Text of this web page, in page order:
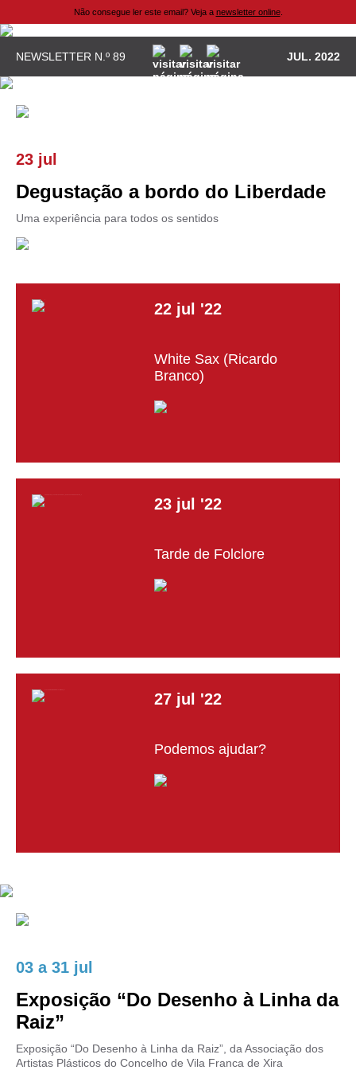
Não consegue ler este email? Veja a newsletter online.
NEWSLETTER N.º 89 JUL. 2022
23 jul
Degustação a bordo do Liberdade
Uma experiência para todos os sentidos
22 jul '22
White Sax (Ricardo
Branco)
23 jul '22
Tarde de Folclore
27 jul '22
Podemos ajudar?
03 a31 jul
Exposição “Do Desenho à Linha da
Raiz”
Exposição “Do Desenho à Linha da Raiz”, da Associação dos
Artistas Plásticos do Concelho de Vila Franca de Xira